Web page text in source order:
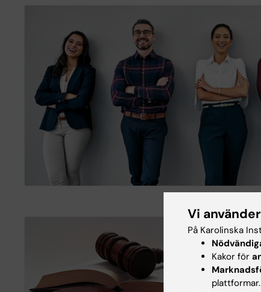
Vi
På Karolinska
Kakor för
plattformar.